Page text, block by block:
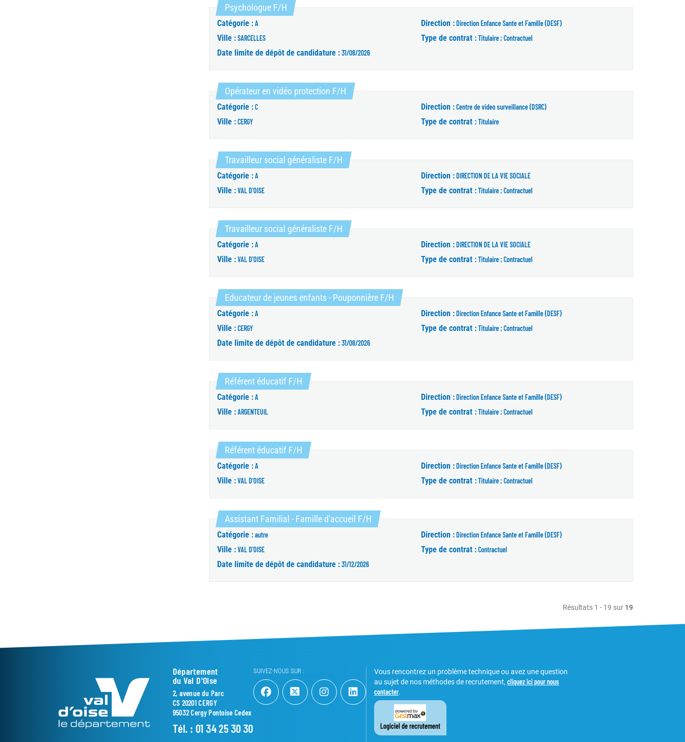
Psychologue F/H(Nouvelle fenêtre)
Catégorie : A Direction :Direction Enfance Sante et Famille (DESF)
Ville : SARCELLES Type de contrat :Titulaire ; Contractuel
Date limite de dépôt de candidature : 31/08/2026
Opérateur en vidéo protection F/H(Nouvelle fenêtre)
Catégorie : C Direction :Centre de video surveillance (DSRC)
Ville : CERGY Type de contrat :Titulaire
Travailleur social généraliste F/H(Nouvelle fenêtre)
Catégorie : A Direction :DIRECTION DE LA VIE SOCIALE
Ville : VAL D'OISE Type de contrat :Titulaire ; Contractuel
Travailleur social généraliste F/H(Nouvelle fenêtre)
Catégorie : A Direction :DIRECTION DE LA VIE SOCIALE
Ville : VAL D'OISE Type de contrat :Titulaire ; Contractuel
Educateur de jeunes enfants - Pouponnière F/H(Nouvelle fenêtre)
Catégorie : A Direction :Direction Enfance Sante et Famille (DESF)
Ville : CERGY Type de contrat :Titulaire ; Contractuel
Date limite de dépôt de candidature : 31/08/2026
Référent éducatif F/H(Nouvelle fenêtre)
Catégorie : A Direction :Direction Enfance Sante et Famille (DESF)
Ville : ARGENTEUIL Type de contrat :Titulaire ; Contractuel
Référent éducatif F/H(Nouvelle fenêtre)
Catégorie : A Direction :Direction Enfance Sante et Famille (DESF)
Ville : VAL D'OISE Type de contrat :Titulaire ; Contractuel
Assistant Familial - Famille d'accueil F/H(Nouvelle fenêtre)
Catégorie : autre Direction :Direction Enfance Sante et Famille (DESF)
Ville : VAL D'OISE Type de contrat :Contractuel
Date limite de dépôt de candidature : 31/12/2026
Résultats 1 - 19 sur 19
Département
du Val D'Oise
2, avenue du Parc
CS 20201 CERGY
95032 Cergy Pontoise Cedex
Tél. : 01 34 25 30 30
SUIVEZ-NOUS SUR :
Vous rencontrez un problème technique ou avez une question
au sujet de nos méthodes de recrutement, cliquez ici pour nous
contacter.
Logiciel de recrutement